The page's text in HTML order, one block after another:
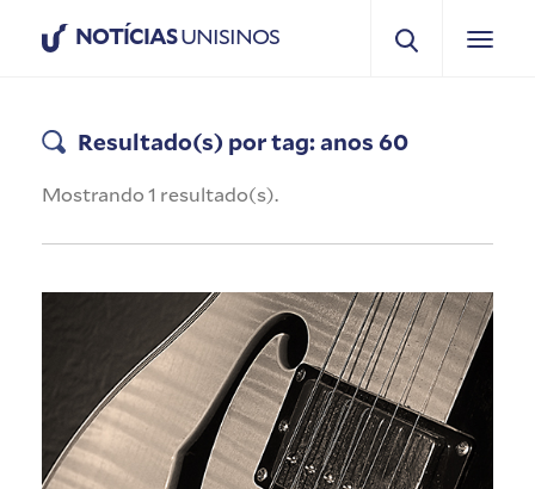
NOTÍCIASUNISINOS
Resultado(s) por tag: anos 60
Mostrando 1 resultado(s).